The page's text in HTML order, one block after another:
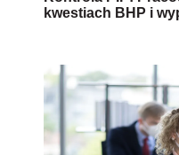
kwestiach BHP i